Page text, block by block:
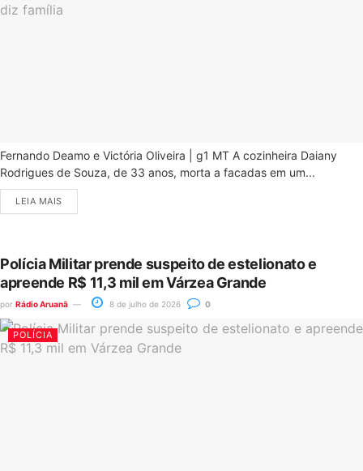
Fernando Deamo e Victória Oliveira | g1 MT A cozinheira Daiany
Rodrigues de Souza, de 33 anos, morta a facadas em um...
LEIA MAIS
Polícia Militar prende suspeito de estelionato e
apreende R$ 11,3 mil em Várzea Grande
por Rádio Aruanã 8 de julho de 2026 0
POLÍCIA